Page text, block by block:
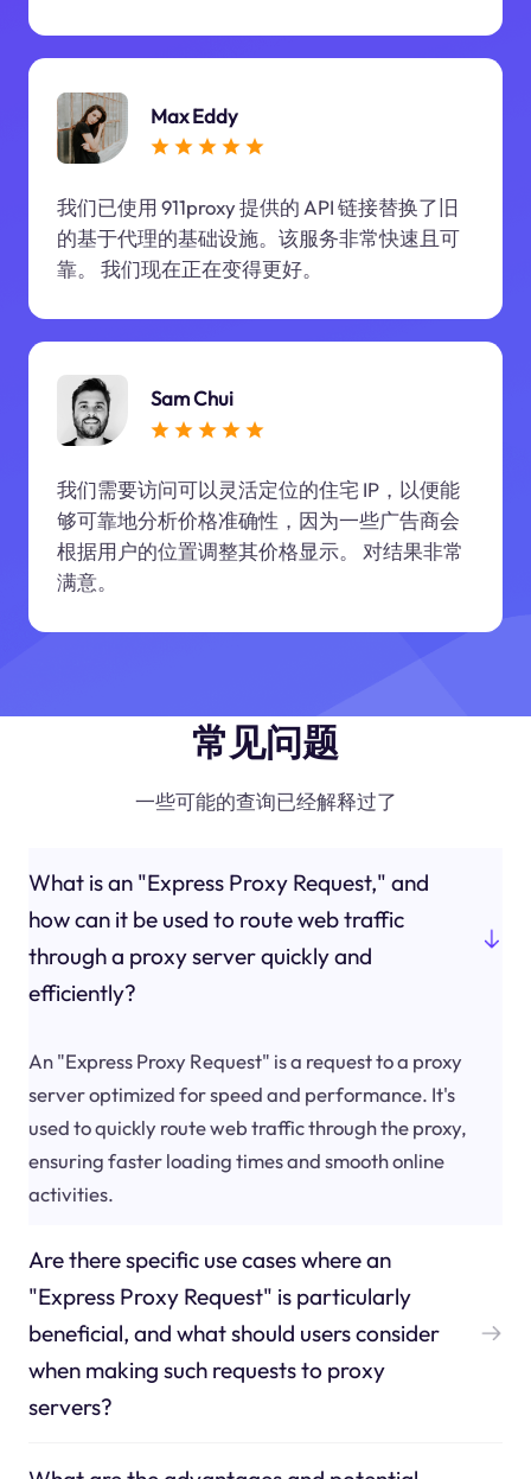
Max Eddy
我们已使用 911proxy 提供的 API 链接替换了旧
的基于代理的基础设施。该服务非常快速且可
靠。 我们现在正在变得更好。
Sam Chui
我们需要访问可以灵活定位的住宅 IP，以便能
够可靠地分析价格准确性，因为一些广告商会
根据用户的位置调整其价格显示。 对结果非常
满意。
常见问题
一些可能的查询已经解释过了
What is an "Express Proxy Request," and
how can it be used to route web traffic
through a proxy server quickly and
efficiently?
An "Express Proxy Request" is a request to a proxy
server optimized for speed and performance. It's
used to quickly route web traffic through the proxy,
ensuring faster loading times and smooth online
activities.
Are there specific use cases where an
"Express Proxy Request" is particularly
beneficial, and what should users consider
when making such requests to proxy
servers?